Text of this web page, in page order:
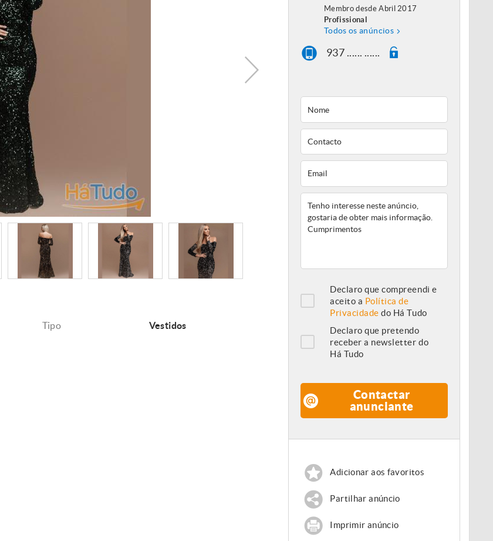
Tipo Vestidos
Membro desde Abril 2017
Profissional
Todos os anúncios
937 ...... ......
Declaro que compreendi e
aceito a Política de
Privacidade do Há Tudo
Declaro que pretendo
receber a newsletter do
Há Tudo
Contactar
anunciante
Adicionar aos favoritos
Partilhar anúncio
Imprimir anúncio